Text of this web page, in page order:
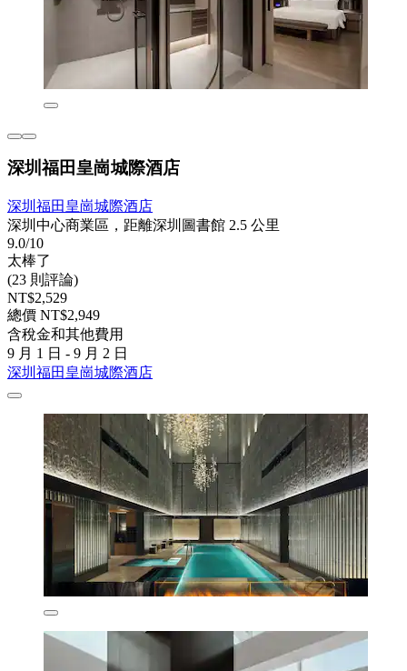
深圳福田皇崗城際酒店
深圳福田皇崗城際酒店
深圳中心商業區，距離深圳圖書館 2.5 公里
9.0/10
太棒了
(23 則評論)
NT$2,529
總價 NT$2,949
含稅金和其他費用
9 月 1 日 - 9 月 2 日
深圳福田皇崗城際酒店